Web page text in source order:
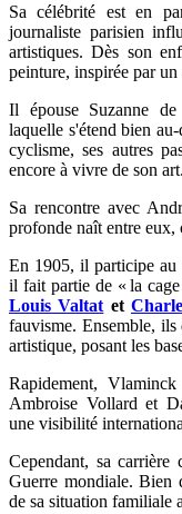
Sa célébrité est en
journaliste parisien
artistiques. Dès son
peinture, inspirée par
Il épouse Suzanne
laquelle s'étend bien
cyclisme, ses autres
encore à vivre de son art.
Sa rencontre avec
profonde naît entre
En 1905, il participe au
il fait partie de « la
Louis Valtat et
fauvisme. Ensemble, ils
artistique, posant les
Rapidement,
Ambroise Vollard et
une visibilité
Cependant, sa carrière
Guerre mondiale. Bien
de sa situation familiale